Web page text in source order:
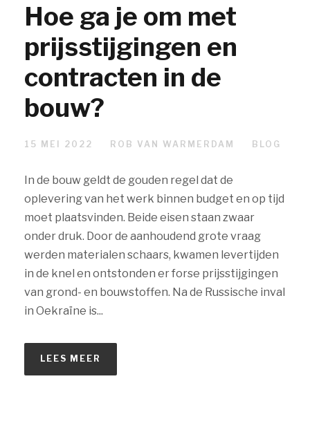
Hoe ga je om met
prijsstijgingen en
contracten in de
bouw?
15 MEI 2022 ROB VAN WARMERDAM BLOG
In de bouw geldt de gouden regel dat de
oplevering van het werk binnen budget en op tijd
moet plaatsvinden. Beide eisen staan zwaar
onder druk. Door de aanhoudend grote vraag
werden materialen schaars, kwamen levertijden
in de knel en ontstonden er forse prijsstijgingen
van grond- en bouwstoffen. Na de Russische inval
in Oekraïne is...
LEES MEER